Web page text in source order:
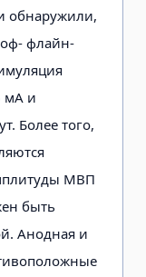
обнаружили,
флайн-
мА и
Более того,
МВП
быть
Анодная и